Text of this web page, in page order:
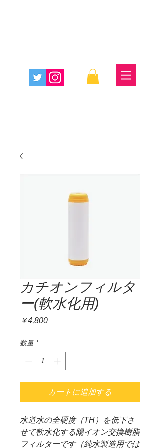
カチオンフィルタ
ー(軟水化用)
￥4,800価
数量 *
カートに追加する
水道水の全硬度（TH）を低下さ
せて軟水化する陽イオン交換樹脂
フィルターです（純水製造用では